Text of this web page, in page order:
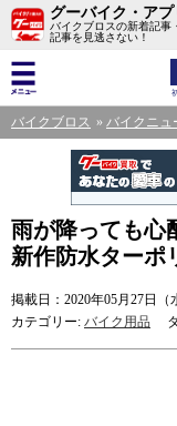
グーバイク・アプ
バイクブロスの新着記事
記事を見逃さない！
バイクブロス バイクニュ
雨が降っても心
新作防水ターポ
掲載日：2020年05月27日（
カテゴリー: バイク用品